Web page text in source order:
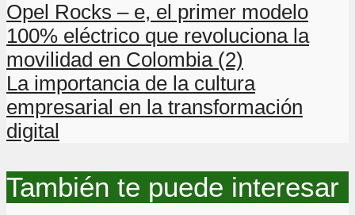
Opel Rocks – e, el primer modelo
100% eléctrico que revoluciona la
movilidad en Colombia (2)
La importancia de la cultura
empresarial en la transformación
digital
También te puede interesar